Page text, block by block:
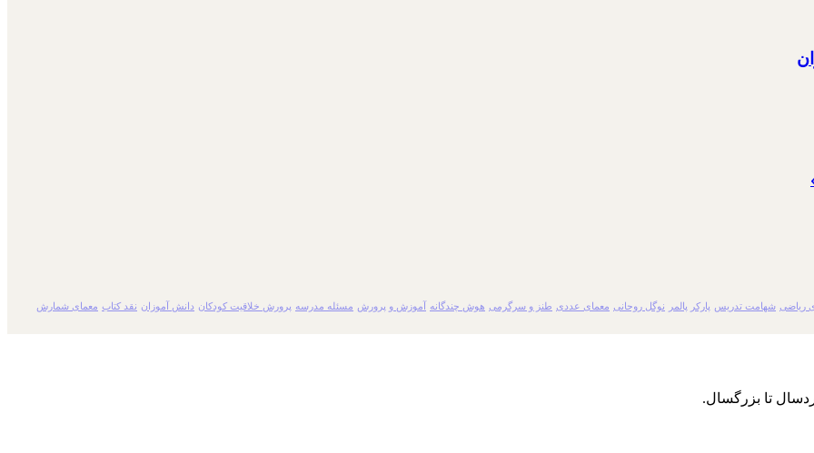
ریاضی شهامت تدریس پارکر پالمر نوگل روحانی معمای عددی طنز و سرگرمی هوش چندگانه آموزش و پرورش مسئله مدرسه پرورش خلاقیت کودکان دانش آموزان نقد کتاب معمای شمارش
تا بزرگسال.